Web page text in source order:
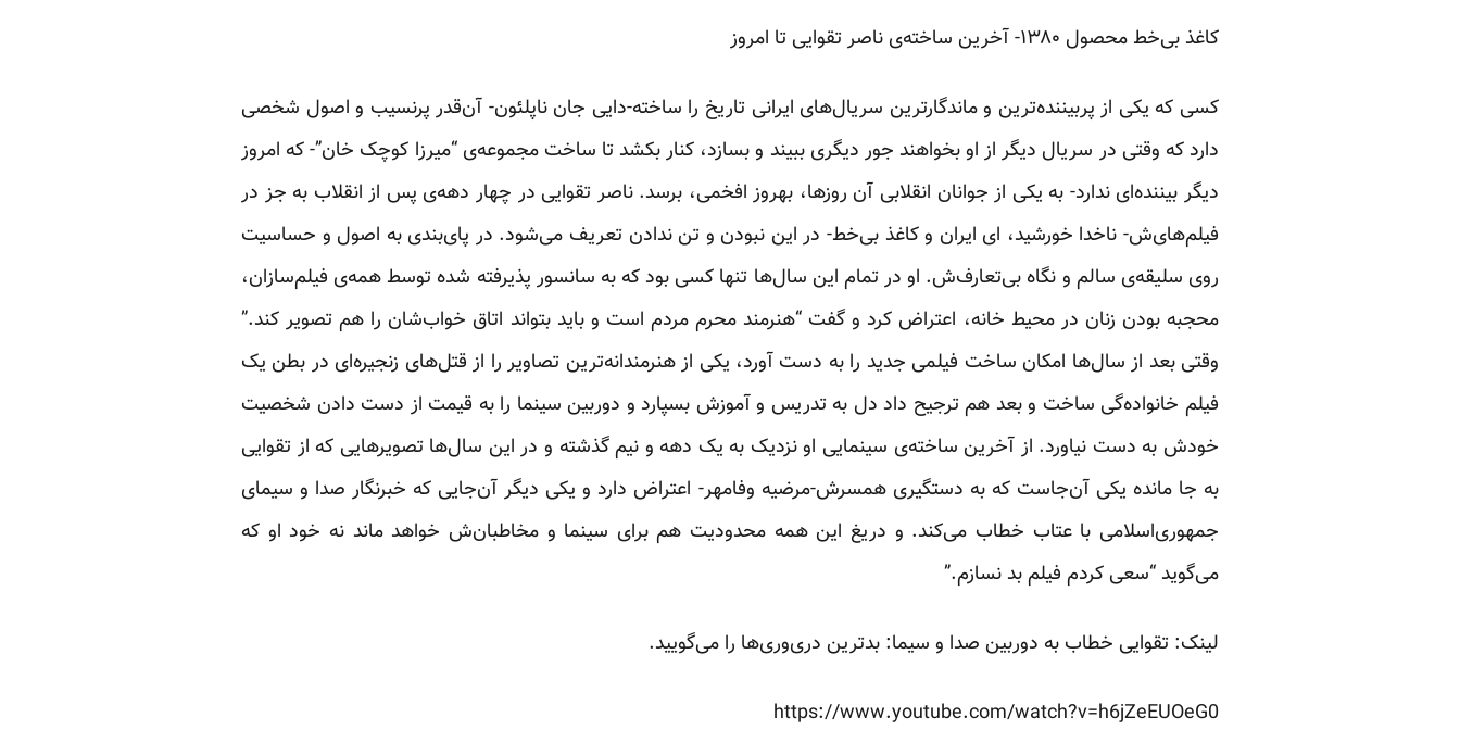
کاغذ بی‌خط محصول ۱۳۸۰- آخرین ساخته‌ی ناصر تقوایی تا امروز
کسی که یکی از پربیننده‌ترین و ماندگارترین سریال‌های ایرانی تاریخ را ساخته-دایی جان ناپلئون- آن‌قدر پرنسیب و اصول شخصی
دارد که وقتی در سریال دیگر از او بخواهند جور دیگری ببیند و بسازد، کنار بکشد تا ساخت مجموعه‌ی “میرزا کوچک خان”- که امروز
دیگر بیننده‌ای ندارد- به یکی از جوانان انقلابی آن روزها، بهروز افخمی، برسد. ناصر تقوایی در چهار دهه‌ی پس از انقلاب به جز در
فیلم‌های‌ش- ناخدا خورشید، ای ایران و کاغذ بی‌خط- در این نبودن و تن ندادن تعریف می‌شود. در پای‌بندی به اصول و حساسیت
روی سلیقه‌ی سالم‌ و نگاه بی‌تعارف‌ش. او در تمام این سال‌ها تنها کسی بود که به سانسور پذیرفته شده توسط همه‌ی فیلم‌سازان،
محجبه بودن زنان در محیط خانه، اعتراض کرد و گفت “هنرمند محرم مردم است و باید بتواند اتاق خواب‌شان را هم تصویر کند.”
وقتی بعد از سال‌ها امکان ساخت فیلمی جدید را به دست آورد، یکی از هنرمندانه‌ترین تصاویر را از قتل‌های زنجیره‌ای در بطن یک
فیلم خانواده‌گی ساخت و بعد هم ترجیح داد دل به تدریس و آموزش بسپارد و دوربین سینما را به قیمت از دست دادن شخصیت
خودش به دست نیاورد. از آخرین ساخته‌ی سینمایی او نزدیک به یک دهه و نیم گذشته و در این سال‌ها تصویرهایی که از تقوایی
به جا مانده یکی آن‌جاست که به دستگیری همسرش-مرضیه وفامهر- اعتراض دارد و یکی دیگر آن‌جایی که خبرنگار صدا و سیمای
جمهوری‌اسلامی با عتاب خطاب می‌کند. و دریغ این همه محدودیت هم برای سینما و مخاطبان‌ش خواهد ماند نه خود او که
می‌گوید “سعی کردم فیلم بد نسازم.”
لینک: تقوایی خطاب به دوربین صدا و سیما: بدترین دری‌وری‌ها را می‌گویید.
https://www.youtube.com/watch?v=h6jZeEUOeG0